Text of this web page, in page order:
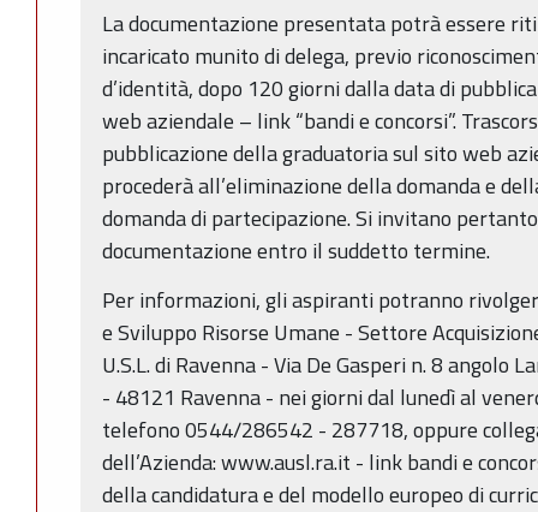
La documentazione presentata potrà essere
incaricato munito di delega, previo
d’identità, dopo 120 giorni dalla data di
web aziendale – link “bandi e concorsi”.
pubblicazione della graduatoria sul sito web
procederà all’eliminazione della domanda e
domanda di partecipazione. Si invitano
documentazione entro il suddetto termine.
Per informazioni, gli aspiranti potranno
e Sviluppo Risorse Umane - Settore
U.S.L. di Ravenna - Via De Gasperi n. 8 angolo
- 48121 Ravenna - nei giorni dal lunedì al
telefono 0544/286542 - 287718, oppure
dell’Azienda: www.ausl.ra.it - link bandi e
della candidatura e del modello europeo di